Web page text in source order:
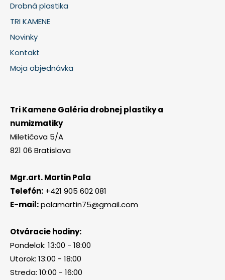
Drobná plastika
TRI KAMENE
Novinky
Kontakt
Moja objednávka
Tri Kamene Galéria drobnej plastiky a
numizmatiky
Miletičova 5/A
821 06 Bratislava
Mgr.art. Martin Pala
Telefón: +421 905 602 081
E-mail:palamartin75@gmail.com
Otváracie hodiny:
Pondelok: 13:00 - 18:00
Utorok: 13:00 - 18:00
Streda: 10:00 - 16:00